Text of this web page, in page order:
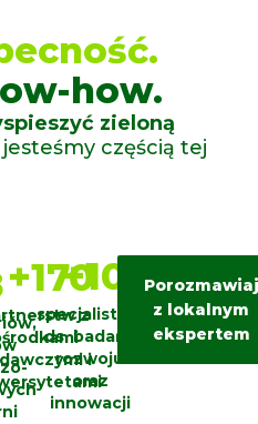
how.
zieloną
częścią tej
z
i
+170
specjalistów
ds. badań i
rozwoju
oraz
innowacji
+100Porozmawiaj
z lokalnym
ekspertem